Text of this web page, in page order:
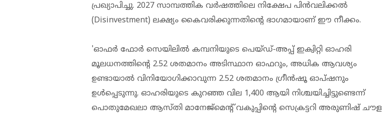
പ്രഖ്യാപിച്ചു. 2027 സാമ്പത്തിക വര്‍ഷത്തിലെ നിക്ഷേപ പിന്‍വലിക്കല്‍
(Disinvestment) ലക്ഷ്യം കൈവരിക്കുന്നതിന്റെ ഭാഗമായാണ് ഈ നീക്കം.
'ഓഫര്‍ ഫോര്‍ സെയിലില്‍ കമ്പനിയുടെ പെയ്ഡ്-അപ്പ് ഇക്വിറ്റി ഓഹരി
മൂലധനത്തിന്റെ 2.52 ശതമാനം അടിസ്ഥാന ഓഫറും, അധിക ആവശ്യം
ഉണ്ടായാല്‍ വിനിയോഗിക്കാവുന്ന 2.52 ശതമാനം ഗ്രീന്‍ഷൂ ഓപ്ഷനും
ഉള്‍പ്പെടുന്നു. ഓഹരിയുടെ കുറഞ്ഞ വില 1,400 ആയി നിശ്ചയിച്ചിട്ടുണ്ടെന്ന്
പൊതുമേഖലാ ആസ്തി മാനേജ്‌മെന്റ് വകുപ്പിന്റെ സെക്രട്ടറി അരുണിഷ് ചൗള